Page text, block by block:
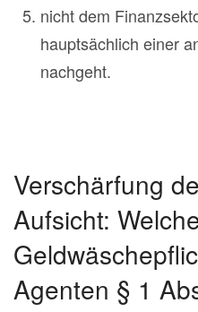
nicht dem
hauptsächlich einer
nachgeht.
Verschärfung
Aufsicht:
Agenten § 1